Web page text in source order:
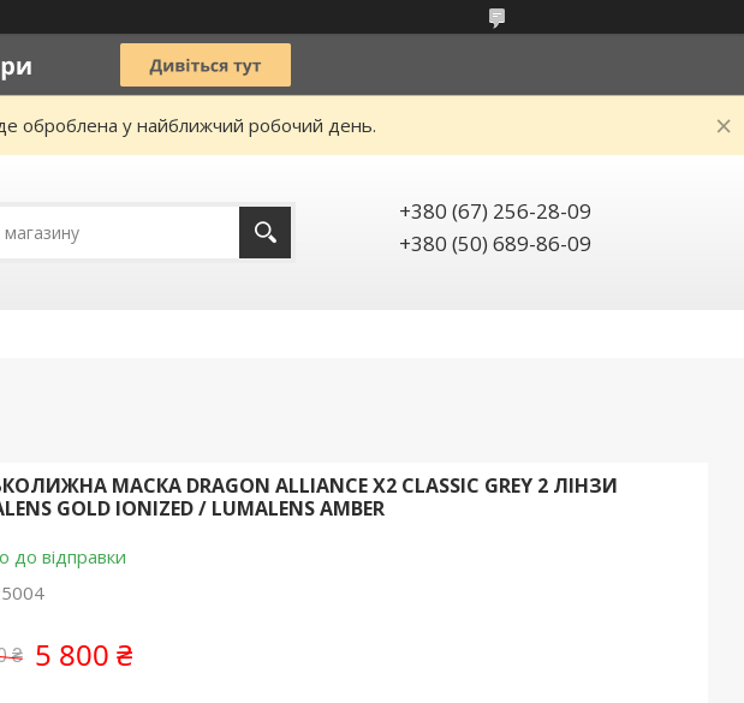
оброблена у найближчий робочий день.
+380 (67) 256-28-09
+380 (50) 689-86-09
МАСКА DRAGON ALLIANCE X2 CLASSIC GREY 2 ЛІНЗИ
GOLD IONIZED / LUMALENS AMBER
до відправки
₴ 5 800 ₴